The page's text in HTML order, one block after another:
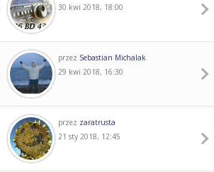
30 kwi 2018, 18:00
przez Sebastian Michalak
29 kwi 2018, 16:30
przez zaratrusta
21 sty 2018, 12:45